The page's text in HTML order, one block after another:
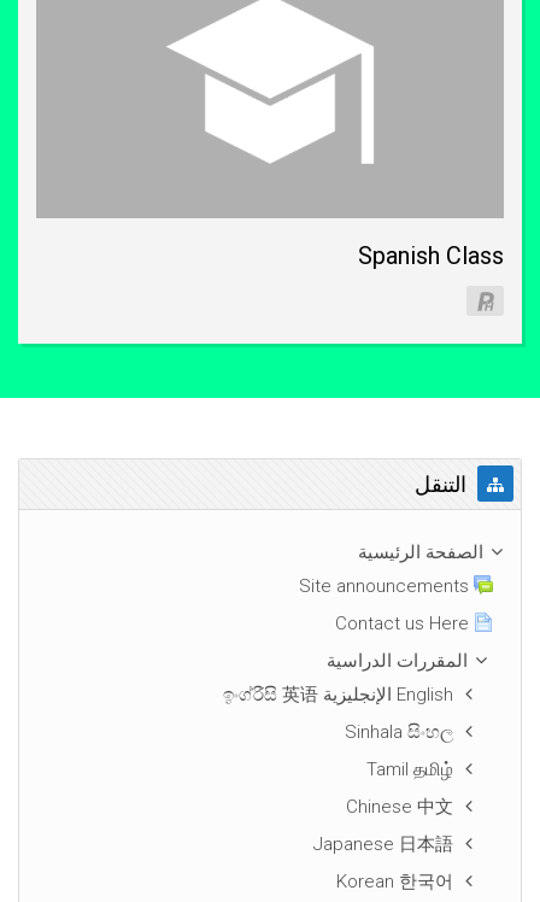
Spanish Class
تجاوز التنقلالتنقل
الصفحة الرئيسية
Site announcements
Contact us Here
المقررات الدراسية
English الإنجليزية ඉංග්රීසි 英语
Sinhala සිංහල
Tamil தமிழ்
Chinese 中文
Japanese 日本語
Korean 한국어